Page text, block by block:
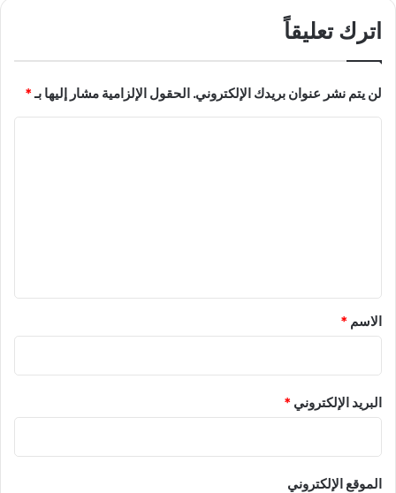
اترك تعليقاً
لن يتم نشر عنوان بريدك الإلكتروني. الحقول الإلزامية مشار إليها بـ*
*
الاسم *
البريد الإلكتروني *
الموقع الإلكتروني